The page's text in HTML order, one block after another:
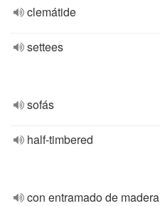
clemátide
settees
sofás
half-timbered
con entramado de madera